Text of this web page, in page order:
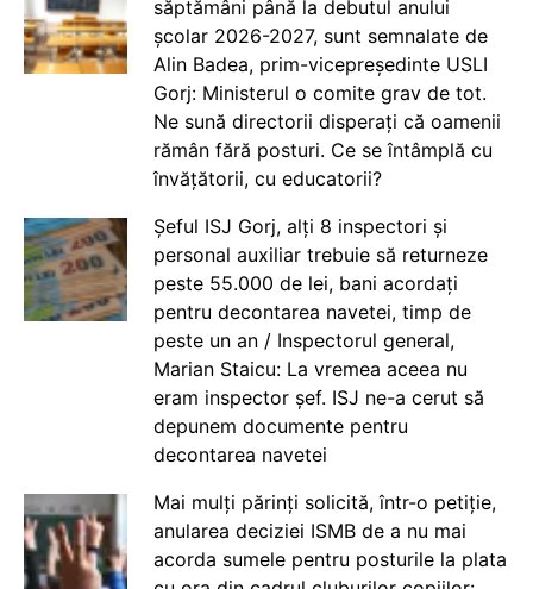
săptămâni până la debutul anului
școlar 2026-2027, sunt semnalate de
Alin Badea, prim-vicepreședinte USLI
Gorj: Ministerul o comite grav de tot.
Ne sună directorii disperați că oamenii
rămân fără posturi. Ce se întâmplă cu
învățătorii, cu educatorii?
Șeful ISJ Gorj, alți 8 inspectori și
personal auxiliar trebuie să returneze
peste 55.000 de lei, bani acordați
pentru decontarea navetei, timp de
peste un an / Inspectorul general,
Marian Staicu: La vremea aceea nu
eram inspector șef. ISJ ne-a cerut să
depunem documente pentru
decontarea navetei
Mai mulți părinți solicită, într-o petiție,
anularea deciziei ISMB de a nu mai
acorda sumele pentru posturile la plata